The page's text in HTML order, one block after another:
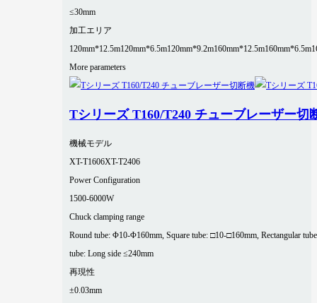
≤30mm
加工エリア
120mm*12.5m120mm*6.5m120mm*9.2m160mm*12.5m160mm*6.5m
More parameters
Tシリーズ T160/T240 チューブレーザー切
機械モデル
XT-T1606XT-T2406
Power Configuration
1500-6000W
Chuck clamping range
Round tube: Φ10-Φ160mm, Square tube: □10-□160mm, Rectangular
tube: Long side ≤240mm
再現性
±0.03mm